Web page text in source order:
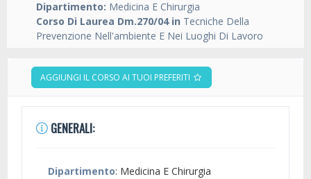
Dipartimento: Medicina E Chirurgia
Corso Di Laurea Dm.270/04 in Tecniche Della
Prevenzione Nell'ambiente E Nei Luoghi Di Lavoro
AGGIUNGI IL CORSO AI TUOI PREFERITI
GENERALI:
Dipartimento: Medicina E Chirurgia